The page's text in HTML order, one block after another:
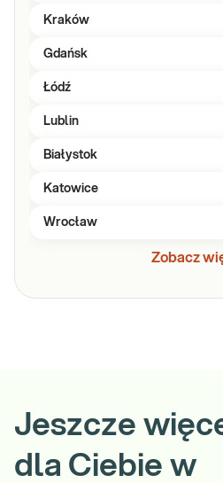
Kraków
Gdańsk
Łódź
Lublin
Białystok
Katowice
Wrocław
Zobacz
Jeszcze
dla Ciebie w